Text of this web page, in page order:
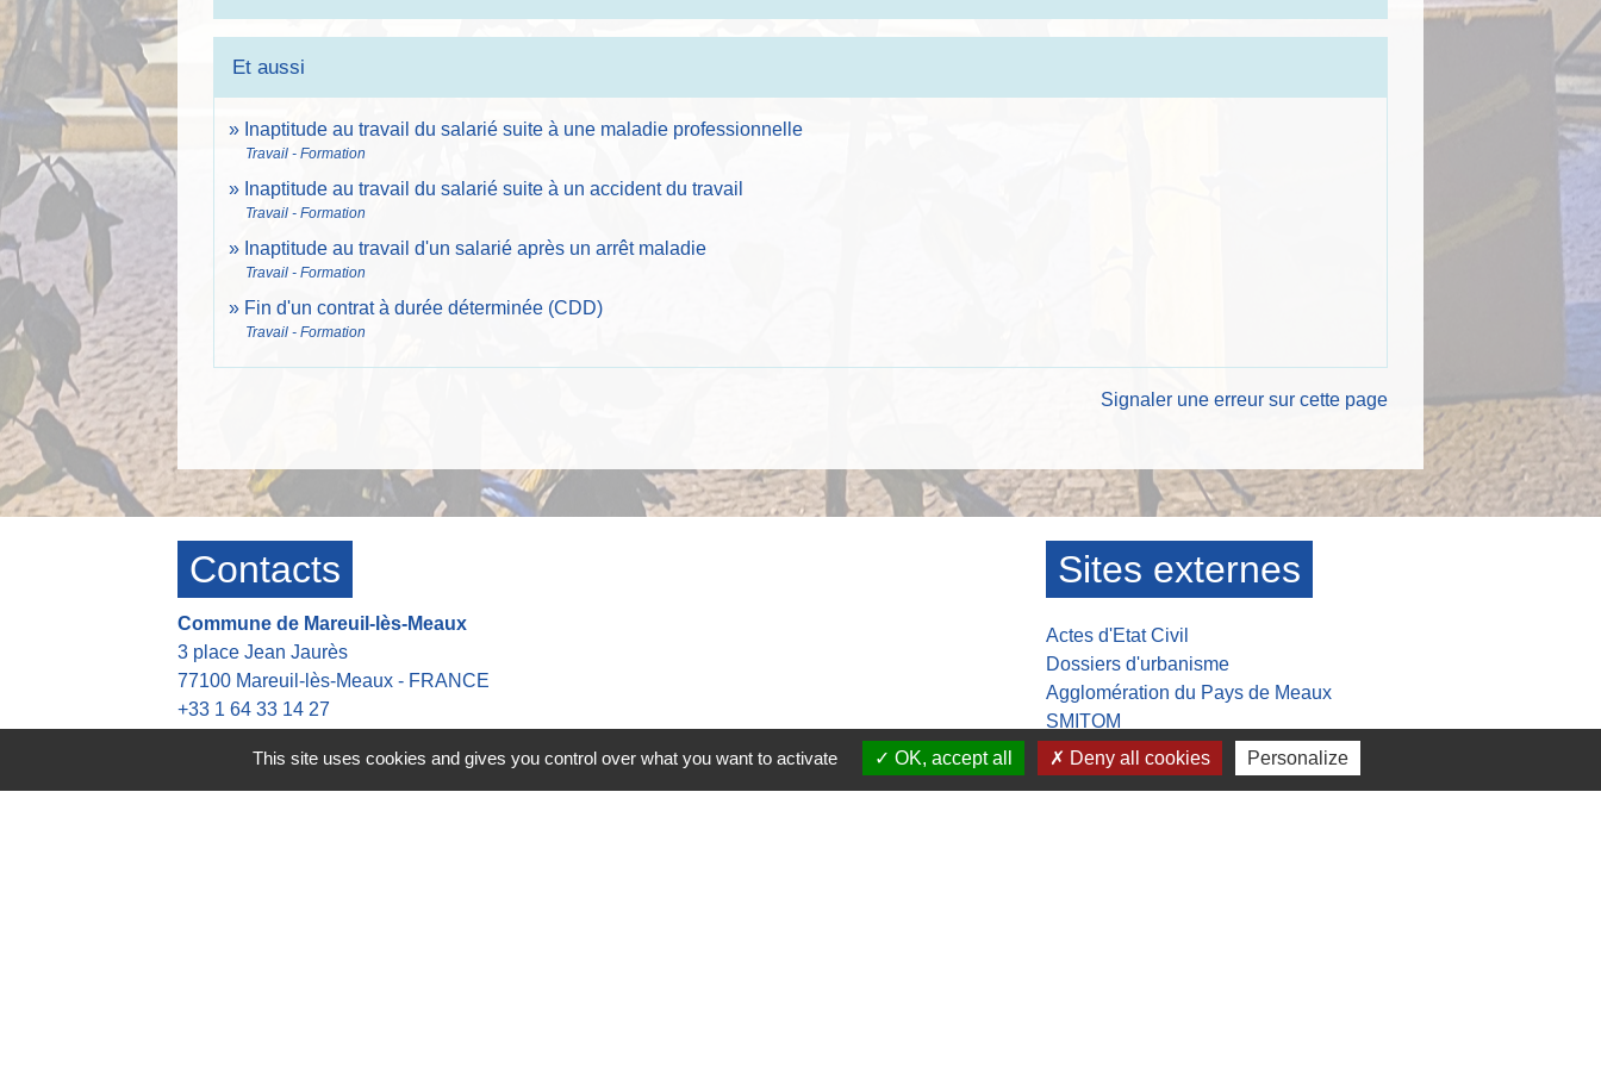
Et aussi
Inaptitude au travail du salarié suite à une maladie professionnelle
Travail - Formation
Inaptitude au travail du salarié suite à un accident du travail
Travail - Formation
Inaptitude au travail d'un salarié après un arrêt maladie
Travail - Formation
Fin d'un contrat à durée déterminée (CDD)
Travail - Formation
Signaler une erreur sur cette page
Contacts
Commune de Mareuil-lès-Meaux
3 place Jean Jaurès
77100 Mareuil-lès-Meaux - FRANCE
+33 1 64 33 14 27
Sites externes
Actes d'Etat Civil
Dossiers d'urbanisme
Agglomération du Pays de Meaux
SMITOM
Musée de la Grande guerre
This site uses cookies and gives you control over what you want to activate OK, accept all Deny all cookies Personalize